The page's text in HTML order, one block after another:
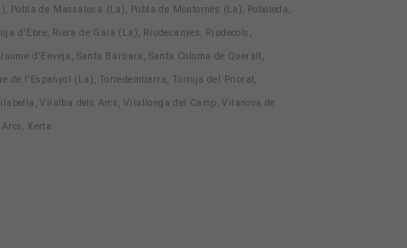
de Massaluca (La), Pobla de Montornès (La), Poboleda,
d'Ebre, Riera de Gaià (La), Riudecanyes, Riudecols,
d'Enveja, Santa Bàrbara, Santa Coloma de Queralt,
de l'Espanyol (La), Torredembarra, Torroja del Priorat,
Vilalba dels Arcs, Vilallonga del Camp, Vilanova de
Xerta